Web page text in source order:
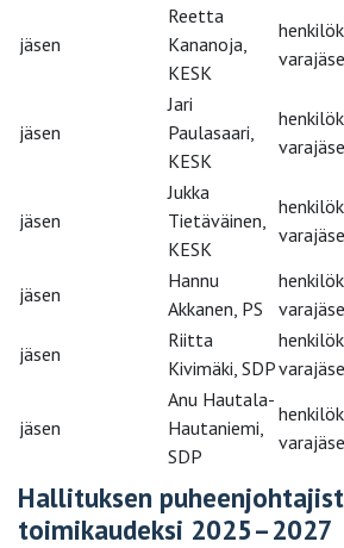
jäsen
Reetta
Kananoja,
KESK
jäsen
Jari
Paulasaari,
KESK
jäsen
Jukka
Tietäväinen,
KESK
jäsen
Hannu
Akkanen, PS
jäsen
Riitta
Kivimäki, SDP
jäsen
Anu Hautala-
Hautaniemi,
SDP
Hallituksen
toimikaudeksi 2025–2027